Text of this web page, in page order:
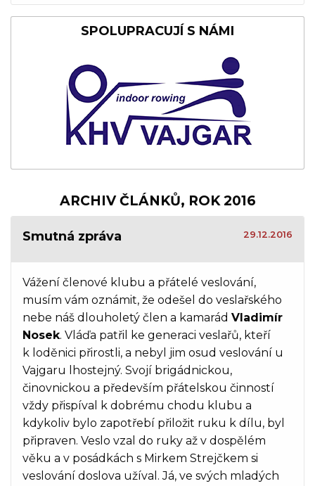
SPOLUPRACUJÍ S NÁMI
ARCHIV ČLÁNKŮ, ROK 2016
Smutná zpráva 29.12.2016
Vážení členové klubu a přátelé veslování,
musím vám oznámit, že odešel do veslařského
nebe náš dlouholetý člen a kamarád Vladimír
Nosek. Vláďa patřil ke generaci veslařů, kteří
k loděnici přirostli, a nebyl jim osud veslování u
Vajgaru lhostejný. Svojí brigádnickou,
činovnickou a především přátelskou činností
vždy přispíval k dobrému chodu klubu a
kdykoliv bylo zapotřebí přiložit ruku k dílu, byl
připraven. Veslo vzal do ruky až v dospělém
věku a v posádkách s Mirkem Strejčkem si
veslování doslova užíval. Já, ve svých mladých